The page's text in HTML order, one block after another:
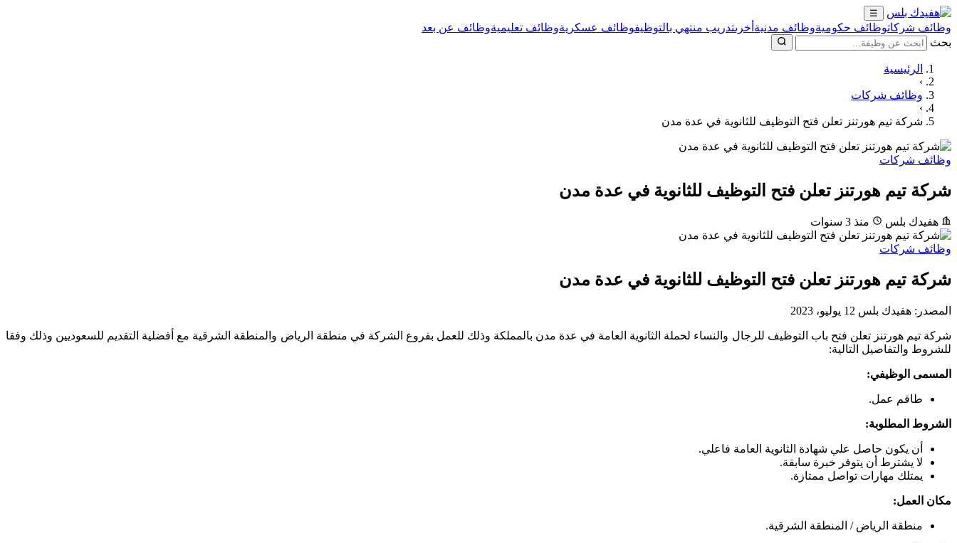
☰
وظائف شركاتوظائف حكوميةوظائف مدنية أخرىتدريب منتهي بالتوظيفوظائف عسكريةوظائف تعليميةوظائف عن بعد
بحث
الرئيسية
›
وظائف شركات
›
شركة تيم هورتنز تعلن فتح التوظيف للثانوية في عدة مدن
وظائف شركات
شركة تيم هورتنز تعلن فتح التوظيف للثانوية في عدة مدن
هفيدك بلس منذ 3 سنوات
وظائف شركات
شركة تيم هورتنز تعلن فتح التوظيف للثانوية في عدة مدن
المصدر: هفيدك بلس 12 يوليو، 2023
شركة تيم هورتنز تعلن فتح باب التوظيف للرجال والنساء لحملة الثانوية العامة في عدة مدن بالمملكة وذلك للعمل بفروع الشركة في منطقة الرياض والمنطقة الشرقية مع أفضلية التقديم للسعوديين وذلك وفقا
للشروط والتفاصيل التالية:
المسمى الوظيفي:
طاقم عمل.
الشروط المطلوبة:
أن يكون حاصل علي شهادة الثانوية العامة فاعلي.
لا يشترط أن يتوفر خبرة سابقة.
يمتلك مهارات تواصل ممتازة.
مكان العمل:
منطقة الرياض / المنطقة الشرقية.